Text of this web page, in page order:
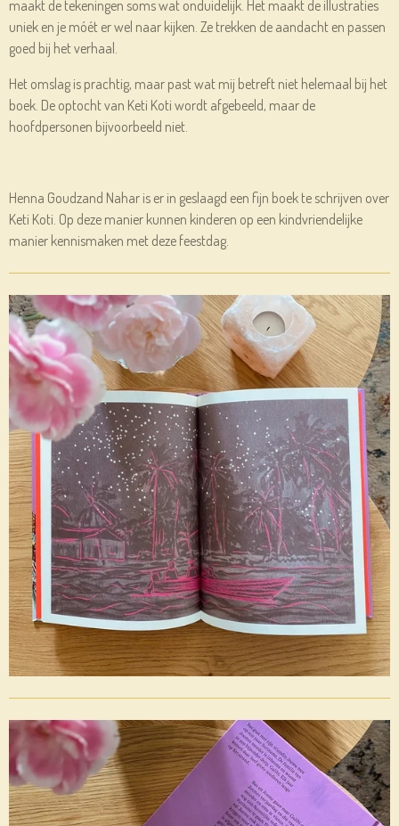
maakt de tekeningen soms wat onduidelijk. Het maakt de illustraties
uniek en je móét er wel naar kijken. Ze trekken de aandacht en passen
goed bij het verhaal.
Het omslag is prachtig, maar past wat mij betreft niet helemaal bij het
boek. De optocht van Keti Koti wordt afgebeeld, maar de
hoofdpersonen bijvoorbeeld niet.
Henna Goudzand Nahar is er in geslaagd een fijn boek te schrijven over
Keti Koti. Op deze manier kunnen kinderen op een kindvriendelijke
manier kennismaken met deze feestdag.